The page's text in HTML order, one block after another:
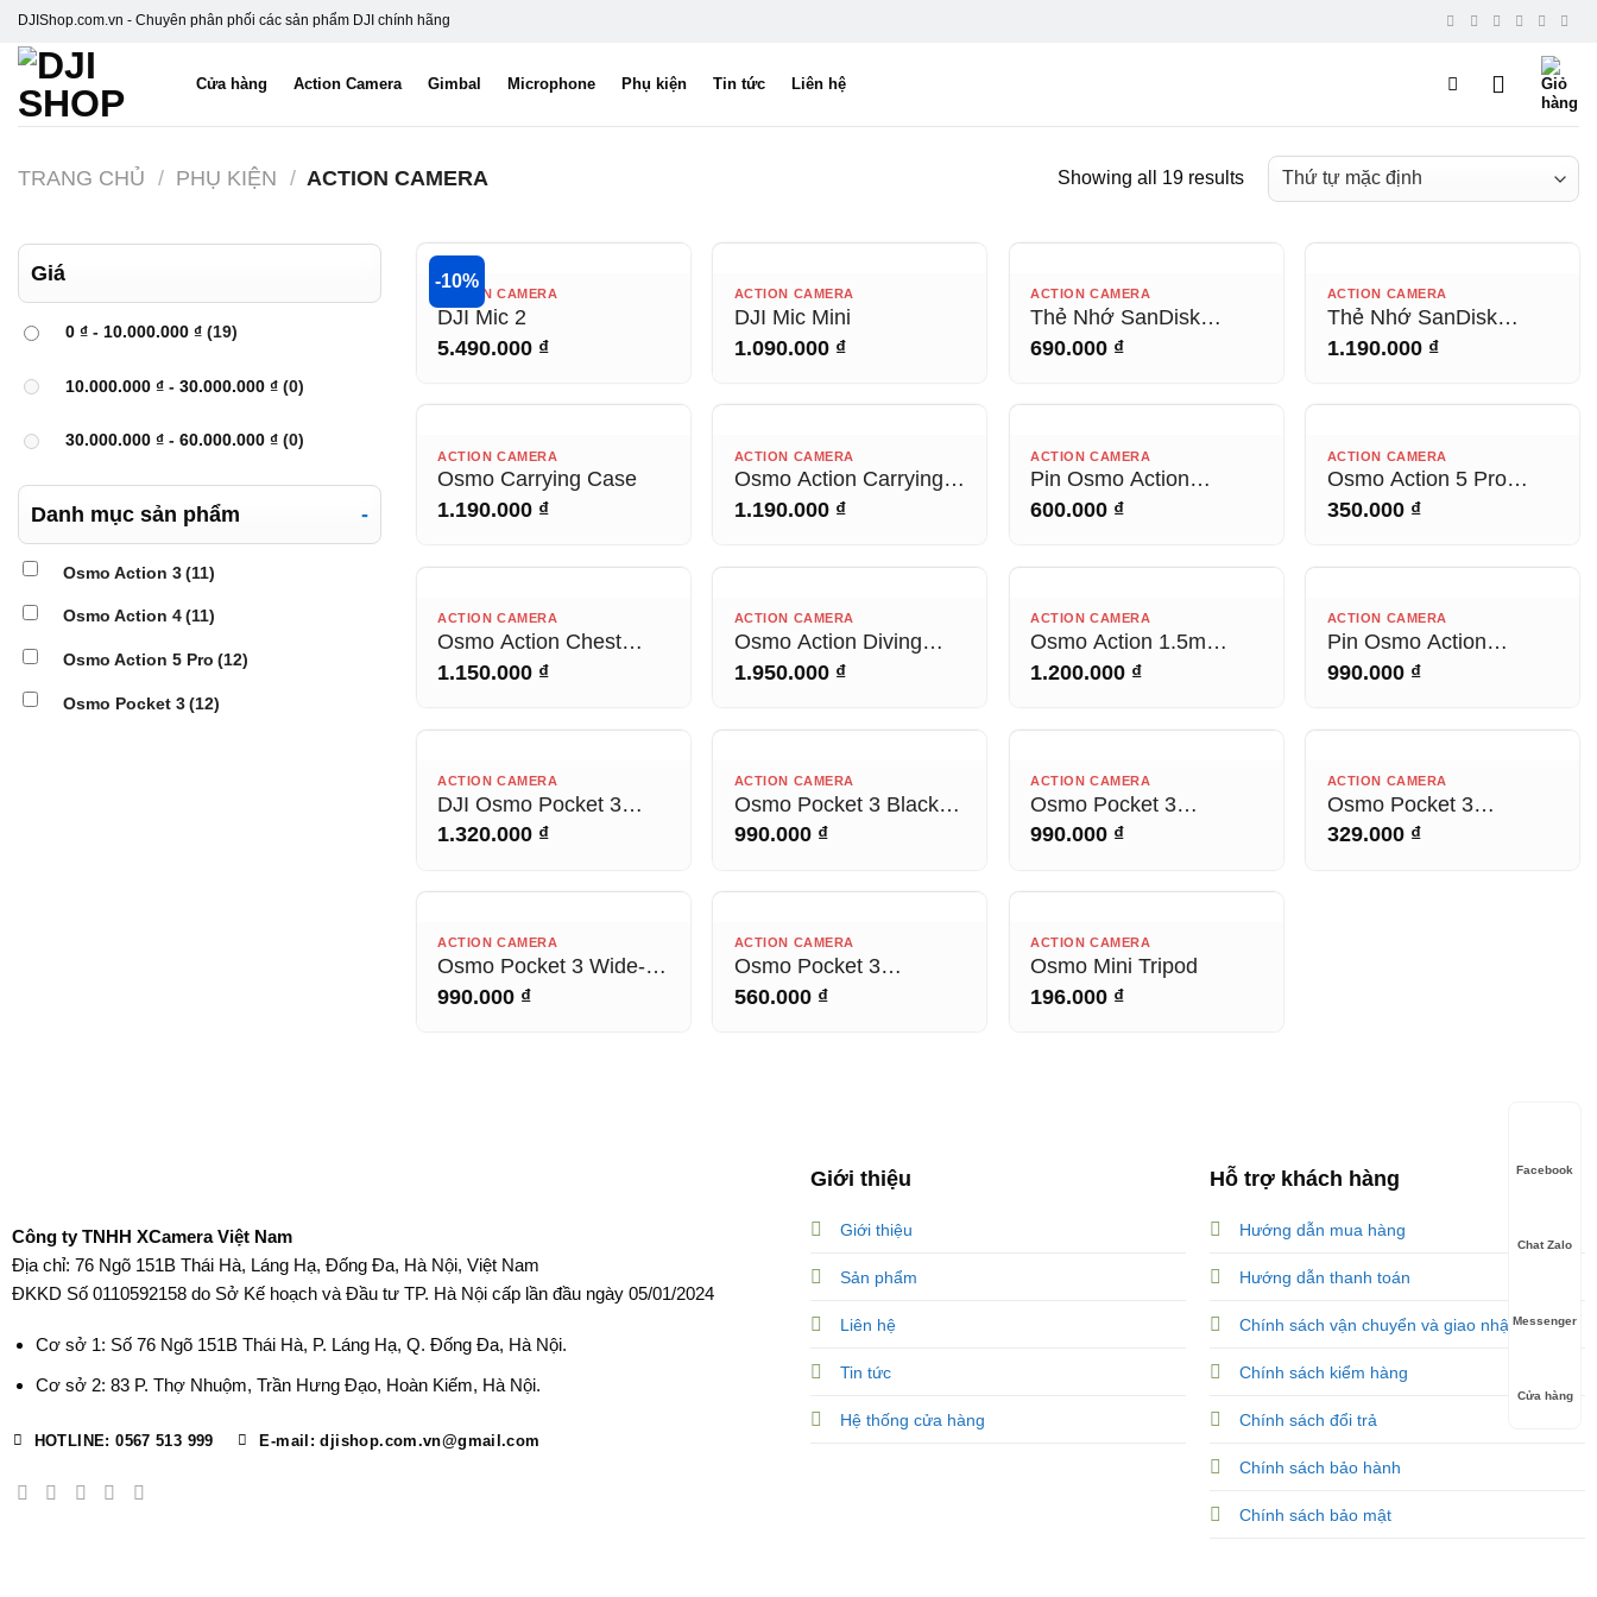
Skip
content
DJIShop.com.vn - Chuyên phân phối các sản phẩm DJI chính hãng
Cửa hàng Action Camera Gimbal Microphone Phụ kiện Tin tức Liên hệ
TRANG CHỦ / PHỤ KIỆN / ACTION CAMERA Showing all 19 results
Giá
0 ₫ - 10.000.000 ₫ (19)
10.000.000 ₫ - 30.000.000 ₫ (0)
30.000.000 ₫ - 60.000.000 ₫ (0)
Danh mục sản phẩm -
Osmo Action 3(11)
Osmo Action 4(11)
Osmo Action 5 Pro (12)
Osmo Pocket 3(12)
-10%
HẾT HÀNG
ACTION CAMERA
DJI Mic 2
5.490.000 ₫
HẾT HÀNG
ACTION CAMERA
DJI Mic Mini
1.090.000 ₫
HẾT HÀNG
ACTION CAMERA
Thẻ Nhớ SanDisk
Extreme PRO
200MB/s
690.000 ₫
HẾT HÀNG
ACTION CAMERA
Thẻ Nhớ SanDisk
Extreme PRO
200MB/s
1.190.000 ₫
HẾT HÀNG
ACTION CAMERA
Osmo Carrying Case
1.190.000 ₫
HẾT HÀNG
ACTION CAMERA
Osmo Action Carrying
Bag
1.190.000 ₫
HẾT HÀNG
ACTION CAMERA
Pin Osmo Action
Extreme Battery Plus
600.000 ₫
HẾT HÀNG
ACTION CAMERA
Osmo Action 5 Pro
Glass Lens Cover
350.000 ₫
HẾT HÀNG
ACTION CAMERA
Osmo Action Chest
Strap Mount
1.150.000 ₫
HẾT HÀNG
ACTION CAMERA
Osmo Action Diving
Accessory Kit
1.950.000 ₫
HẾT HÀNG
ACTION CAMERA
Osmo Action 1.5m
Extension Rod Kit
1.200.000 ₫
HẾT HÀNG
ACTION CAMERA
Pin Osmo Action
Extreme
990.000 ₫
HẾT HÀNG
ACTION CAMERA
DJI Osmo Pocket 3
Battery Handle
1.320.000 ₫
HẾT HÀNG
ACTION CAMERA
Osmo Pocket 3 Black
Mist Filter
990.000 ₫
HẾT HÀNG
ACTION CAMERA
Osmo Pocket 3
Magnetic ND Filter Set
990.000 ₫
HẾT HÀNG
ACTION CAMERA
Osmo Pocket 3
Expansion Adapter
329.000 ₫
HẾT HÀNG
ACTION CAMERA
Osmo Pocket 3 Wide-
Angle Lens
990.000 ₫
HẾT HÀNG
ACTION CAMERA
Osmo Pocket 3
Carrying Bag
560.000 ₫
HẾT HÀNG
ACTION CAMERA
Osmo Mini Tripod
196.000 ₫
Công ty TNHH XCamera Việt Nam
Địa chỉ: 76 Ngõ 151B Thái Hà, Láng Hạ, Đống Đa, Hà Nội, Việt Nam
ĐKKD Số 0110592158 do Sở Kế hoạch và Đầu tư TP. Hà Nội cấp lần đầu ngày 05/01/2024
Cơ sở 1: Số 76 Ngõ 151B Thái Hà, P. Láng Hạ, Q. Đống Đa, Hà Nội.
Cơ sở 2: 83 P. Thợ Nhuộm, Trần Hưng Đạo, Hoàn Kiếm, Hà Nội.
HOTLINE: 0567 513 999 E-mail: djishop.com.vn@gmail.com
Giới thiệu
Giới thiệu
Sản phẩm
Liên hệ
Tin tức
Hệ thống cửa hàng
Hỗ trợ khách hàng
Hướng dẫn mua hàng
Hướng dẫn thanh toán
Chính sách vận chuyển và giao nhận
Chính sách kiểm hàng
Chính sách đổi trả
Chính sách bảo hành
Chính sách bảo mật
Facebook
Chat Zalo
Messenger
Cửa hàng